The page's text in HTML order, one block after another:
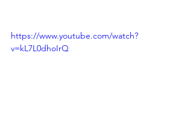
https://www.youtube.com/watch?
v=kL7L0dhoIrQ